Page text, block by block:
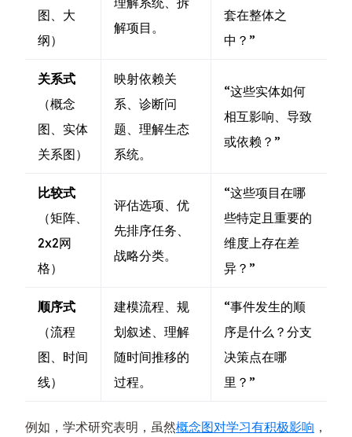
图、大
纲）
解项目。
套在整体之
中？”
关系式
（概念
图、实体
关系图）
映射依赖关
系、诊断问
题、理解生态
系统。
“这些实体如何
相互影响、导致
或依赖？”
比较式
（矩阵、
2x2网
格）
评估选项、优
先排序任务、
战略分类。
“这些项目在哪
些特定且重要的
维度上存在差
异？”
顺序式
（流程
图、时间
线）
建模流程、规
划叙述、理解
随时间推移的
过程。
“事件发生的顺
序是什么？分支
决策点在哪
里？”
例如，学术研究表明，虽然概念图对学习有积极影响 ，